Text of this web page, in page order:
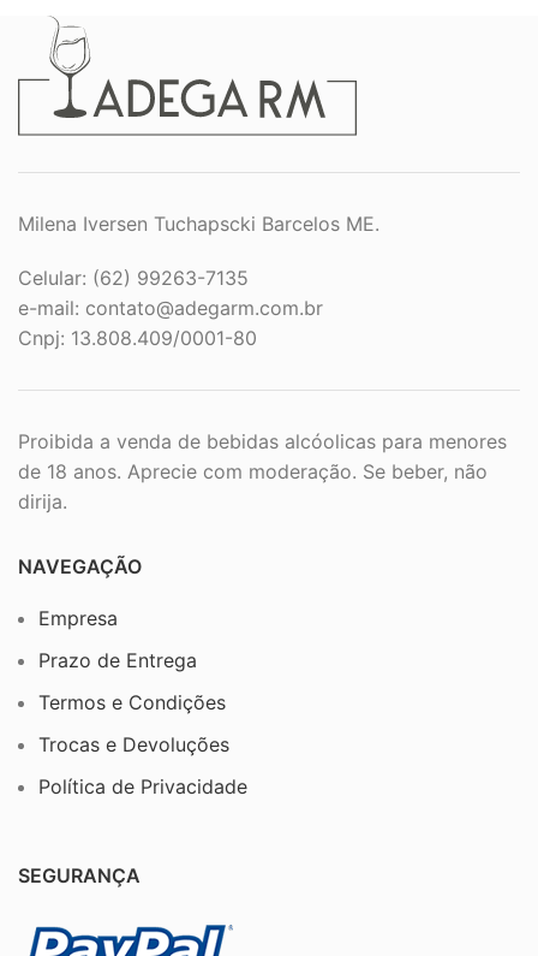
Milena Iversen Tuchapscki Barcelos ME.
Celular: (62) 99263-7135
e-mail: contato@adegarm.com.br
Cnpj: 13.808.409/0001-80
Proibida a venda de bebidas alcóolicas para menores
de 18 anos. Aprecie com moderação. Se beber, não
dirija.
NAVEGAÇÃO
Empresa
Prazo de Entrega
Termos e Condições
Trocas e Devoluções
Política de Privacidade
SEGURANÇA